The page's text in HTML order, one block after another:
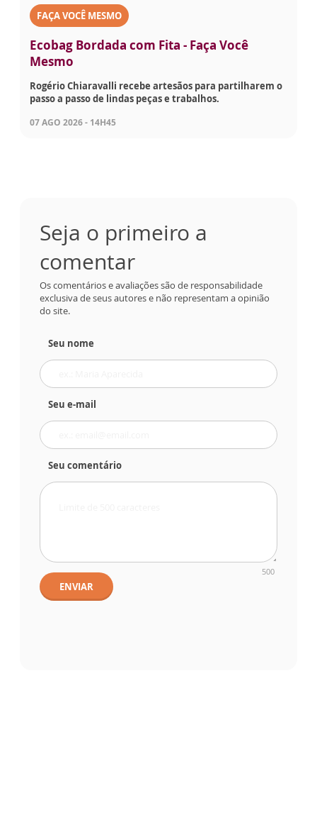
FAÇA VOCÊ MESMO
Ecobag Bordada com Fita - Faça Você
Mesmo
Rogério Chiaravalli recebe artesãos para partilharem o
passo a passo de lindas peças e trabalhos.
07 AGO 2026 - 14H45
Seja o primeiro a
comentar
Os comentários e avaliações são de responsabilidade
exclusiva de seus autores e não representam a opinião
do site.
Seu nome
Seu e-mail
Seu comentário
500
ENVIAR